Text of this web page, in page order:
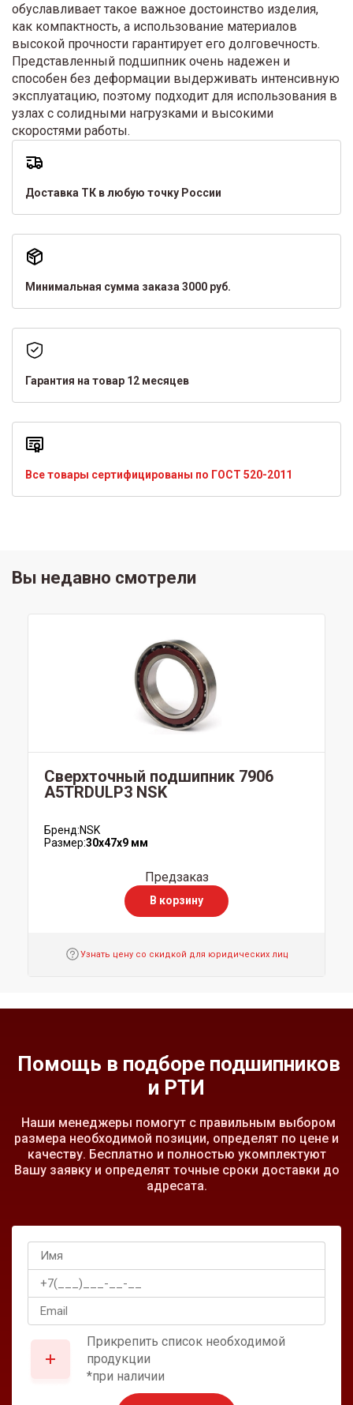
обуславливает такое важное достоинство изделия,
как компактность, а использование материалов
высокой прочности гарантирует его долговечность.
Представленный подшипник очень надежен и
способен без деформации выдерживать интенсивную
эксплуатацию, поэтому подходит для использования в
узлах с солидными нагрузками и высокими
скоростями работы.
Доставка ТК в любую точку России
Минимальная сумма заказа 3000 руб.
Гарантия на товар 12 месяцев
Все товары сертифицированы по ГОСТ 520-2011
Вы недавно смотрели
Сверхточный подшипник 7906
A5TRDULP3 NSK
Бренд:NSK
Размер:30x47x9 мм
Предзаказ
В корзину
Узнать цену со скидкой для юридических лиц
Помощь в подборе подшипников
и РТИ
Наши менеджеры помогут с правильным выбором
размера необходимой позиции, определят по цене и
качеству. Бесплатно и полностью укомплектуют
Вашу заявку и определят точные сроки доставки до
адресата.
Прикрепить список необходимой
продукции
*при наличии